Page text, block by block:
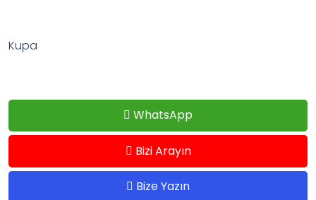
Kupa
WhatsApp
Bizi Arayın
Bize Yazın